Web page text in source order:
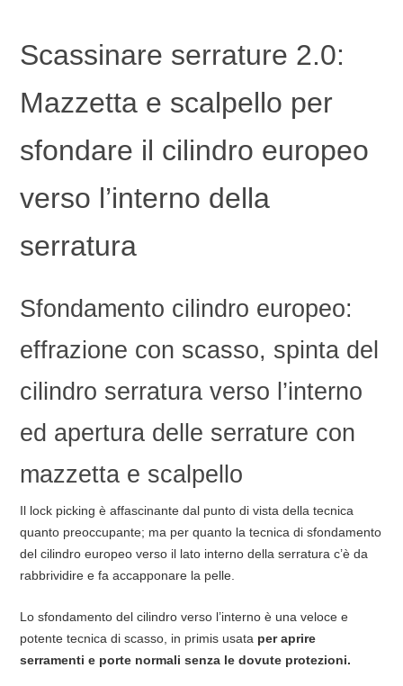
Scassinare serrature 2.0:
Mazzetta e scalpello per
sfondare il cilindro europeo
verso l’interno della
serratura
Sfondamento cilindro europeo:
effrazione con scasso, spinta del
cilindro serratura verso l’interno
ed apertura delle serrature con
mazzetta e scalpello
Il lock picking è affascinante dal punto di vista della tecnica
quanto preoccupante; ma per quanto la tecnica di sfondamento
del cilindro europeo verso il lato interno della serratura c’è da
rabbrividire e fa accapponare la pelle.
Lo sfondamento del cilindro verso l’interno è una veloce e
potente tecnica di scasso, in primis usata per aprire
serramenti e porte normali senza le dovute protezioni.